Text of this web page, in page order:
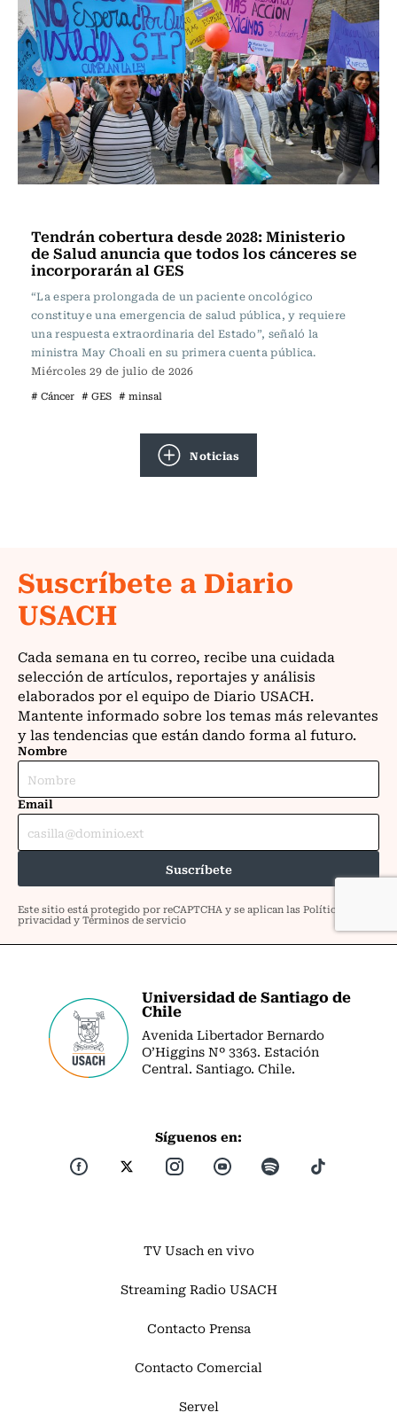
Tendrán cobertura desde 2028: Ministerio
de Salud anuncia que todos los cánceres se
incorporarán al GES
“La espera prolongada de un paciente oncológico
constituye una emergencia de salud pública, y requiere
una respuesta extraordinaria del Estado”, señaló la
ministra May Choali en su primera cuenta pública.
Miércoles 29 de julio de 2026
# Cáncer # GES # minsal
Noticias
Universidad de Santiago de
Chile
Avenida Libertador Bernardo
O’Higgins Nº 3363. Estación
Central. Santiago. Chile.
Síguenos en:
TV Usach en vivo
Streaming Radio USACH
Contacto Prensa
Contacto Comercial
Servel